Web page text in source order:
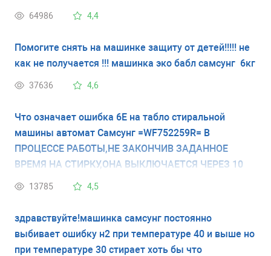
64986 4,4
Помогите снять на машинке защиту от детей!!!!! не
как не получается !!! машинка эко бабл самсунг 6кг
37636 4,6
Что означает ошибка 6Е на табло стиральной
машины автомат Самсунг =WF752259R= В
ПРОЦЕССЕ РАБОТЫ,НЕ ЗАКОНЧИВ ЗАДАННОЕ
ВРЕМЯ НА СТИРКУ,ОНА ВЫКЛЮЧАЕТСЯ ЧЕРЕЗ 10
МИНУТ И НА ТАБЛО ВЫСВЕЧИВАЕТСЯ Я НЕ ПОЙМУ
13785 4,5
здравствуйте!машинка самсунг постоянно
выбивает ошибку н2 при температуре 40 и выше но
при температуре 30 стирает хоть бы что